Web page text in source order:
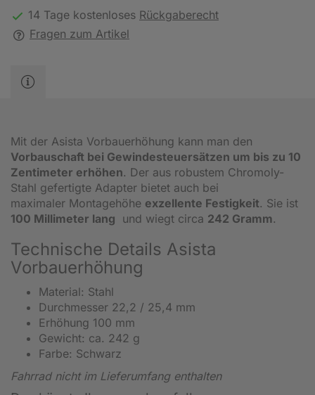
14 Tage kostenloses Rückgaberecht
Fragen zum Artikel
Mit der Asista Vorbauerhöhung kann man den
Vorbauschaft bei Gewindesteuersätzen um bis zu 10
Zentimeter erhöhen. Der aus robustem Chromoly-
Stahl gefertigte Adapter bietet auch bei
maximaler Montagehöhe exzellente Festigkeit. Sie ist
100 Millimeter lang und wiegt circa 242 Gramm.
Technische Details Asista
Vorbauerhöhung
Material: Stahl
Durchmesser 22,2 / 25,4 mm
Erhöhung 100 mm
Gewicht: ca. 242 g
Farbe: Schwarz
Fahrrad nicht im Lieferumfang enthalten